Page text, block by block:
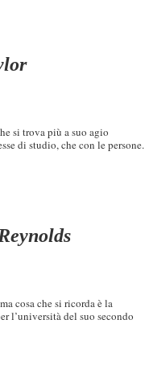
si trova più a suo agio
di studio, che con le persone.
cosa che si ricorda è la
l’università del suo secondo